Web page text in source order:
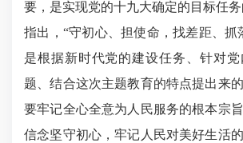
要，是实现党的十九大确定的目标任
指出，“守初心、担使命，找差距、抓
是根据新时代党的建设任务、针对
题、结合这次主题教育的特点提出来
要牢记全心全意为人民服务的根本宗
信念坚守初心，牢记人民对美好生活